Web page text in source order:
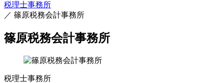
税理士事務所
／ 篠原税務会計事務所
篠原税務会計事務所
税理士事務所